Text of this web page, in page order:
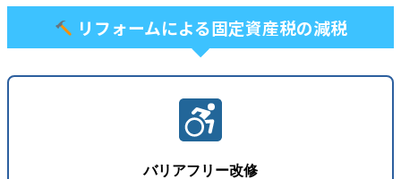
リフォームによる固定資産税の減税
バリアフリー改修